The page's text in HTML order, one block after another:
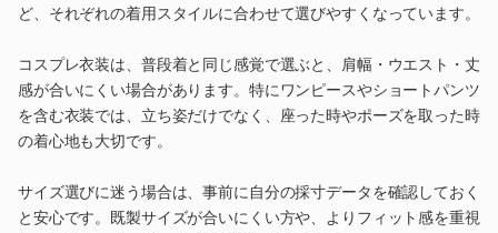
ど、それぞれの着用スタイルに合わせて選びやすくなっています。
コスプレ衣装は、普段着と同じ感覚で選ぶと、肩幅・ウエスト・丈
感が合いにくい場合があります。特にワンピースやショートパンツ
を含む衣装では、立ち姿だけでなく、座った時やポーズを取った時
の着心地も大切です。
サイズ選びに迷う場合は、事前に自分の採寸データを確認しておく
と安心です。既製サイズが合いにくい方や、よりフィット感を重視